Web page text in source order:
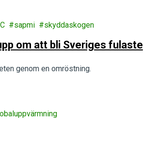
sapmi skyddaskogen
om att bli Sveriges fulaste
genom en omröstning.